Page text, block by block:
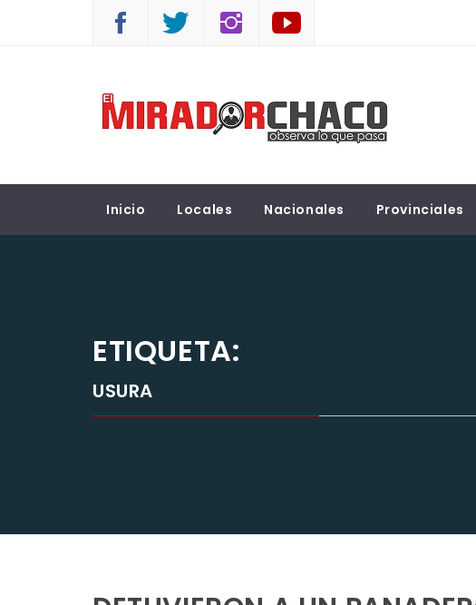
EL MIRADOR CHACO
Inicio Locales Nacionales Provinciales
ETIQUETA:
USURA